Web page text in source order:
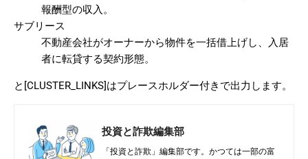
報酬型の収入。
サブリース
不動産会社がオーナーから物件を一括借上げし、入居
者に転貸する契約形態。
と[CLUSTER_LINKS]はプレースホルダー付きで出力します。
投資と詐欺編集部
「投資と詐欺」編集部です。かつては一部の富